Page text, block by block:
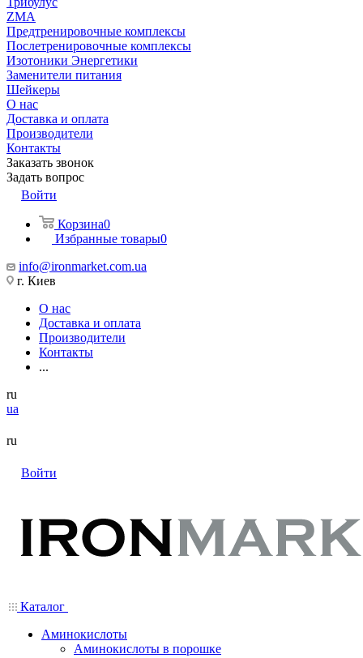
ZMA
Предтренировочные комплексы
Послетренировочные комплексы
Изотоники Энергетики
Заменители питания
Шейкеры
О нас
Доставка и оплата
Производители
Контакты
Заказать звонок
Задать вопрос
Войти
Корзина0
Избранные товары0
info@ironmarket.com.ua
г. Киев
О нас
Доставка и оплата
Производители
Контакты
...
ru
ua
ru
Войти
Каталог
Аминокислоты
Аминокислоты в порошке